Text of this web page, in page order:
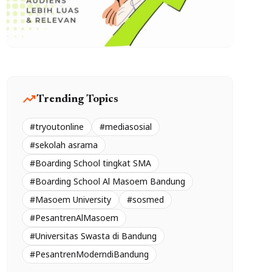
trending_upTrending Topics
#tryoutonline
#mediasosial
#sekolah asrama
#Boarding School tingkat SMA
#Boarding School Al Masoem Bandung
#Masoem University
#sosmed
#PesantrenAlMasoem
#Universitas Swasta di Bandung
#PesantrenModerndiBandung